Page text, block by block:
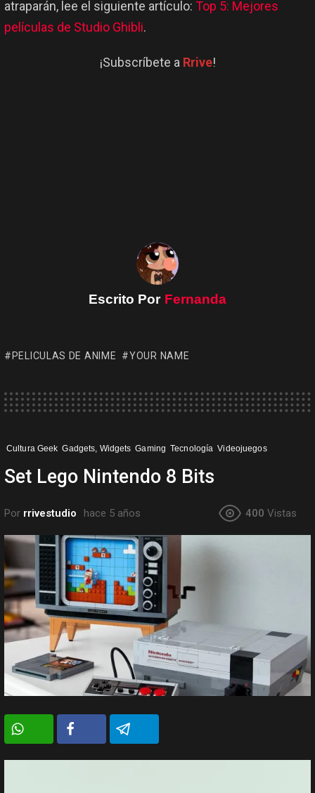
atraparán, lee el siguiente artículo: Top 5: Mejores
películas de Studio Ghibli.
¡Subscríbete a Rrive!
Escrito Por Fernanda
PELICULAS DE ANIME YOUR NAME
Cultura Geek Gadgets, Widgets Gaming Tecnología Videojuegos
Set Lego Nintendo 8 Bits
Por rrivestudio hace 5 años 400 Vistas